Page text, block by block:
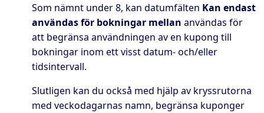
Som nämnt under 8, kan datumfälten Kan endast
användas för bokningar mellan användas för
att begränsa användningen av en kupong till
bokningar inom ett visst datum- och/eller
tidsintervall.
Slutligen kan du också med hjälp av kryssrutorna
med veckodagarnas namn, begränsa kuponger